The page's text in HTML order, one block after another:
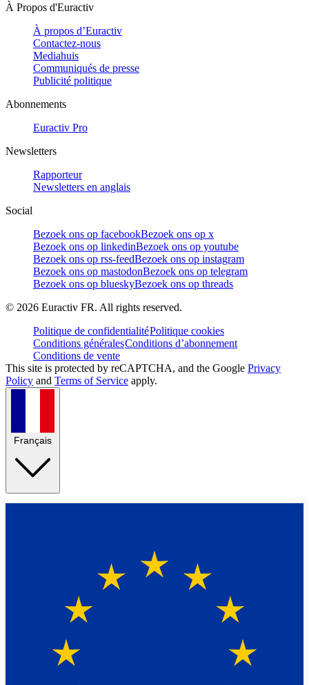
À Propos d'Euractiv
À propos d’Euractiv
Contactez-nous
Mediahuis
Communiqués de presse
Publicité politique
Abonnements
Euractiv Pro
Newsletters
Rapporteur
Newsletters en anglais
Social
Bezoek ons op facebookBezoek ons op x
Bezoek ons op linkedinBezoek ons op youtube
Bezoek ons op rss-feedBezoek ons op instagram
Bezoek ons op mastodonBezoek ons op telegram
Bezoek ons op blueskyBezoek ons op threads
© 2026 Euractiv FR. All rights reserved.
Politique de confidentialitéPolitique cookies
Conditions généralesConditions d’abonnement
Conditions de vente
This site is protected by reCAPTCHA, and the Google Privacy
Policy and Terms of Service apply.
Français